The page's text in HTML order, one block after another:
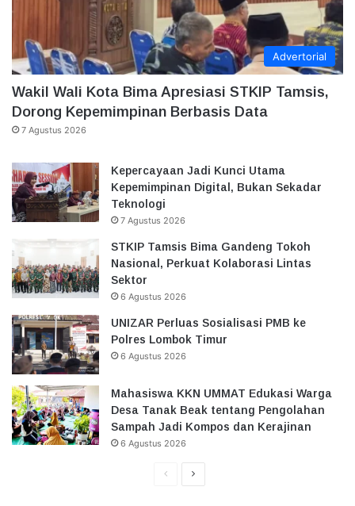
Advertorial
Wakil Wali Kota Bima Apresiasi STKIP Tamsis,
Dorong Kepemimpinan Berbasis Data
7 Agustus 2026
Kepercayaan Jadi Kunci Utama
Kepemimpinan Digital, Bukan Sekadar
Teknologi
7 Agustus 2026
STKIP Tamsis Bima Gandeng Tokoh
Nasional, Perkuat Kolaborasi Lintas
Sektor
6 Agustus 2026
UNIZAR Perluas Sosialisasi PMB ke
Polres Lombok Timur
6 Agustus 2026
Mahasiswa KKN UMMAT Edukasi Warga
Desa Tanak Beak tentang Pengolahan
Sampah Jadi Kompos dan Kerajinan
6 Agustus 2026
HalamanHalaman